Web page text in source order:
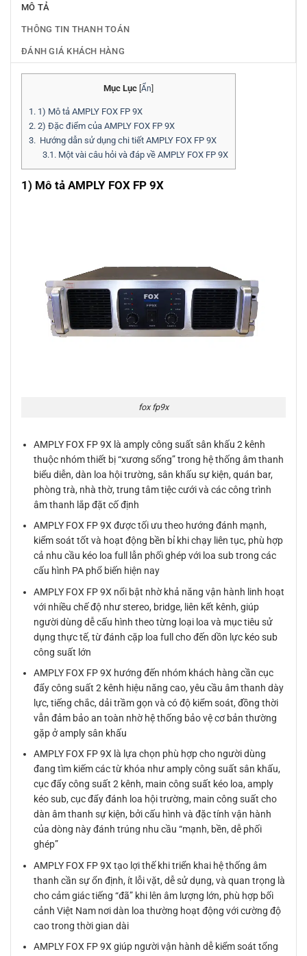
MÔ TẢ
THÔNG TIN THANH TOÁN
ĐÁNH GIÁ KHÁCH HÀNG
Mục Lục [Ẩn]
1. 1) Mô tả AMPLY FOX FP 9X
2. 2) Đặc điểm của AMPLY FOX FP 9X
3. Hướng dẫn sử dụng chi tiết AMPLY FOX FP 9X
3.1. Một vài câu hỏi và đáp về AMPLY FOX FP 9X
1) Mô tả AMPLY FOX FP 9X
fox fp9x
AMPLY FOX FP 9X là amply công suất sân khấu 2 kênh
thuộc nhóm thiết bị “xương sống” trong hệ thống âm thanh
biểu diễn, dàn loa hội trường, sân khấu sự kiện, quán bar,
phòng trà, nhà thờ, trung tâm tiệc cưới và các công trình
âm thanh lắp đặt cố định
AMPLY FOX FP 9X được tối ưu theo hướng đánh mạnh,
kiểm soát tốt và hoạt động bền bỉ khi chạy liên tục, phù hợp
cả nhu cầu kéo loa full lẫn phối ghép với loa sub trong các
cấu hình PA phổ biến hiện nay
AMPLY FOX FP 9X nổi bật nhờ khả năng vận hành linh hoạt
với nhiều chế độ như stereo, bridge, liên kết kênh, giúp
người dùng dễ cấu hình theo từng loại loa và mục tiêu sử
dụng thực tế, từ đánh cặp loa full cho đến dồn lực kéo sub
công suất lớn
AMPLY FOX FP 9X hướng đến nhóm khách hàng cần cục
đẩy công suất 2 kênh hiệu năng cao, yêu cầu âm thanh dày
lực, tiếng chắc, dải trầm gọn và có độ kiểm soát, đồng thời
vẫn đảm bảo an toàn nhờ hệ thống bảo vệ cơ bản thường
gặp ở amply sân khấu
AMPLY FOX FP 9X là lựa chọn phù hợp cho người dùng
đang tìm kiếm các từ khóa như amply công suất sân khấu,
cục đẩy công suất 2 kênh, main công suất kéo loa, amply
kéo sub, cục đẩy đánh loa hội trường, main công suất cho
dàn âm thanh sự kiện, bởi cấu hình và đặc tính vận hành
của dòng này đánh trúng nhu cầu “mạnh, bền, dễ phối
ghép”
AMPLY FOX FP 9X tạo lợi thế khi triển khai hệ thống âm
thanh cần sự ổn định, ít lỗi vặt, dễ sử dụng, và quan trọng là
cho cảm giác tiếng “đã” khi lên âm lượng lớn, phù hợp bối
cảnh Việt Nam nơi dàn loa thường hoạt động với cường độ
cao trong thời gian dài
AMPLY FOX FP 9X giúp người vận hành dễ kiểm soát tổng